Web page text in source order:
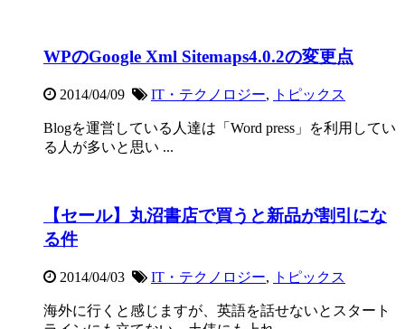
WPのGoogle Xml Sitemaps4.0.2の変更点
2014/04/09 IT・テクノロジー, トピックス
Blogを運営している人達は「Word press」を利用してい
る人が多いと思い ...
【セール】丸沼書店で買うと新品が割引にな
る件
2014/04/03 IT・テクノロジー, トピックス
海外に行くと感じますが、英語を話せないとスタート